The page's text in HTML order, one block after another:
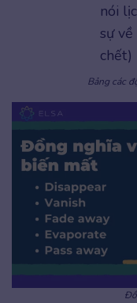
nói
sự về
chết)
Bảng các